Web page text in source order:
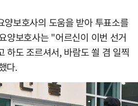
양보호사의 도움을 받아 투표소를
양보호사는 "어르신이 이번 선거
하도 조르셔서, 바람도 쐴 겸 일찍
다.